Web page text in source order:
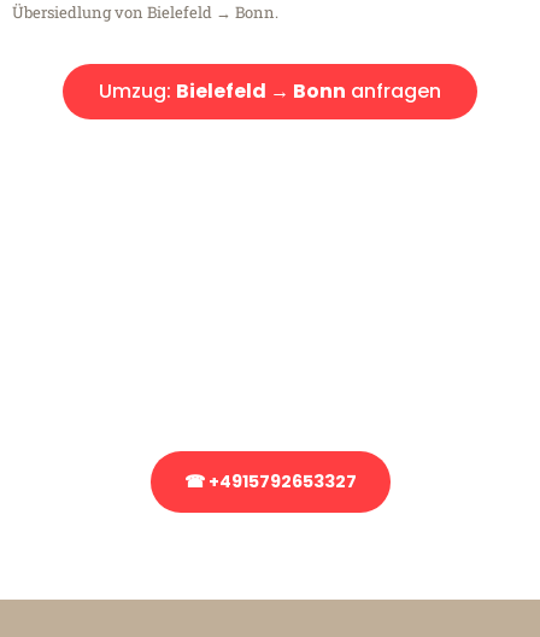
Übersiedlung von Bielefeld → Bonn.
Umzug: Bielefeld → Bonn anfragen
☎ +4915792653327